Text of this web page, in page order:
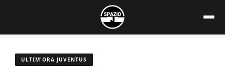
contenuto
ULTIM'ORA JUVENTUS